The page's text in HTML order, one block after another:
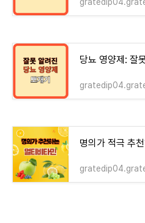
당뇨 영양제: 잘
명의가 적극 추